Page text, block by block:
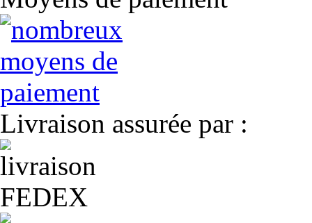
Livraison assurée par :